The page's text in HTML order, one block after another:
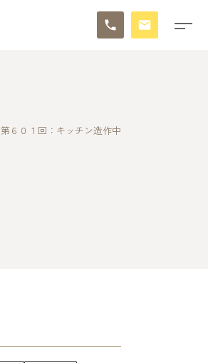
第６０１回：キッチン造作中